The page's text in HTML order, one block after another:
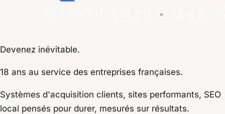
Devenez inévitable.
18 ans au service des entreprises françaises.
Systèmes d'acquisition clients, sites performants, SEO
local pensés pour durer, mesurés sur résultats.